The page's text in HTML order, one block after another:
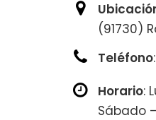
(91730)
Teléfono:
Horario:
Sábado